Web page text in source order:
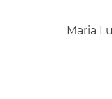
Maria